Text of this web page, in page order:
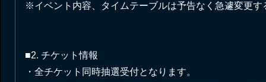
※イベント内容、タイムテーブルは予告なく急遽変更
■2. チケット情報
・全チケット同時抽選受付となります。